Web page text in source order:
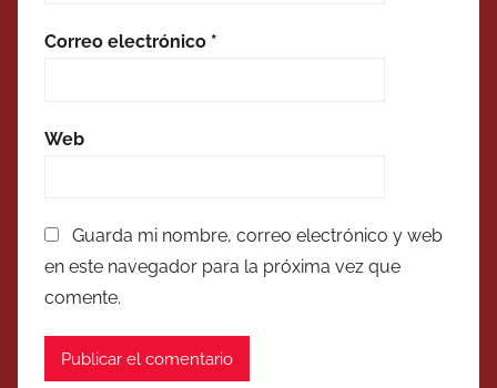
Correo electrónico *
Web
Guarda mi nombre, correo electrónico y web
en este navegador para la próxima vez que
comente.